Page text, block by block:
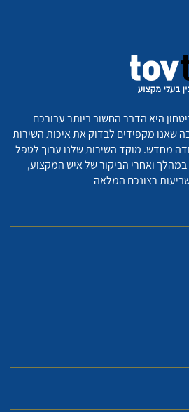
היא הדבר החשוב ביותר עבורכם
שאנו מקפידים לבדוק את איכות השירות
מחדש. מוקד השירות שלנו ערוך לטפל
ואחרי הביקור של איש המקצוע,
רצונכם המלאה